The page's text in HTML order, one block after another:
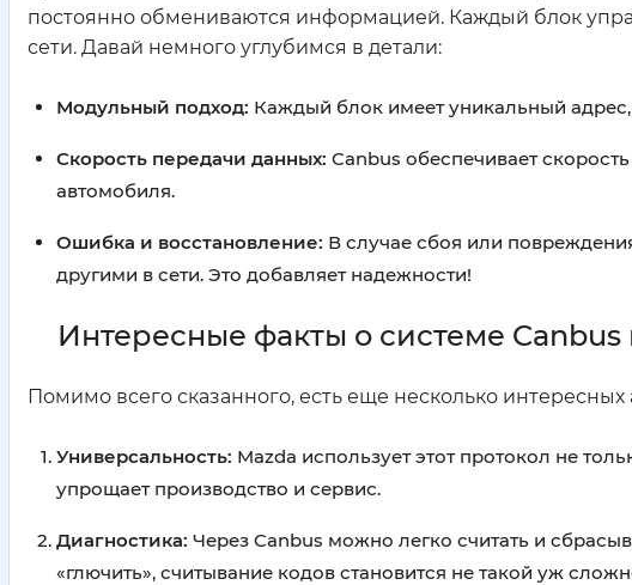
постоянно обмениваются информацией. Каждый блок
сети. Давай немного углубимся в детали:
Модульный подход: Каждый блок имеет уникальный адрес,
Скорость передачи данных: Canbus обеспечивает
автомобиля.
Ошибка и восстановление: В случае сбоя или
другими в сети. Это добавляет надежности!
Интересные факты о системе Canbus
Помимо всего сказанного, есть еще несколько
Универсальность: Mazda использует этот протокол не
упрощает производство и сервис.
Диагностика: Через Canbus можно легко считать и
«глючить», считывание кодов становится не такой уж